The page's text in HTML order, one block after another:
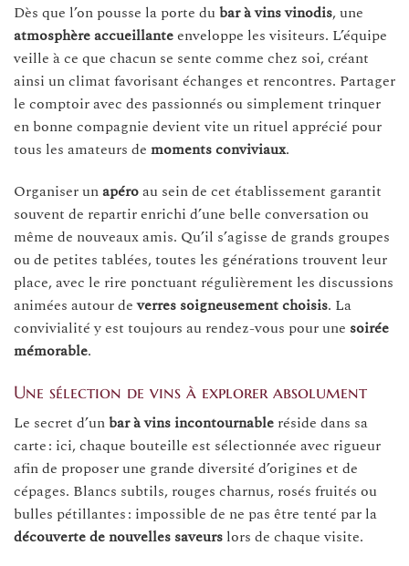
Dès que l’on pousse la porte dubar à vins vinodis, une
atmosphère accueillanteenveloppe les visiteurs. L’équipe
veille à ce que chacun se sente comme chez soi, créant
ainsi un climat favorisant échanges et rencontres. Partager
le comptoir avec des passionnés ou simplement trinquer
en bonne compagnie devient vite un rituel apprécié pour
tous les amateurs de moments conviviaux.
Organiser unapéroau sein de cet établissement garantit
souvent de repartir enrichi d’une belle conversation ou
même de nouveaux amis. Qu’il s’agisse de grands groupes
ou de petites tablées, toutes les générations trouvent leur
place, avec le rire ponctuant régulièrement les discussions
animées autour deverres soigneusement choisis. La
convivialité y est toujours au rendez-vous pour une soirée
mémorable.
Une sélection de vins à explorer absolument
Le secret d’unbar à vins incontournable réside dans sa
carte : ici, chaque bouteille est sélectionnée avec rigueur
afin de proposer une grande diversité d’origines et de
cépages. Blancs subtils, rouges charnus, rosés fruités ou
bulles pétillantes : impossible de ne pas être tenté par la
découverte de nouvelles saveurs lors de chaque visite.